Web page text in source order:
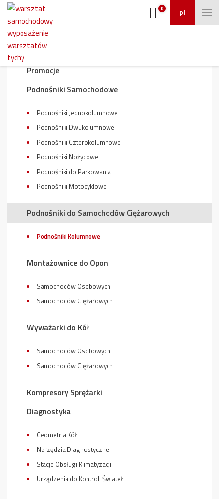
pl
0
Wyposażenie warsztatu
Promocje
Podnośniki Samochodowe
Podnośniki Jednokolumnowe
Podnośniki Dwukolumnowe
Podnośniki Czterokolumnowe
Podnośniki Nożycowe
Podnośniki do Parkowania
Podnośniki Motocyklowe
Podnośniki do Samochodów Ciężarowych
Podnośniki Kolumnowe
Montażownice do Opon
Samochodów Osobowych
Samochodów Ciężarowych
Wyważarki do Kół
Samochodów Osobowych
Samochodów Ciężarowych
Kompresory Sprężarki
Diagnostyka
Geometria Kół
Narzędzia Diagnostyczne
Stacje Obsługi Klimatyzacji
Urządzenia do Kontroli Świateł